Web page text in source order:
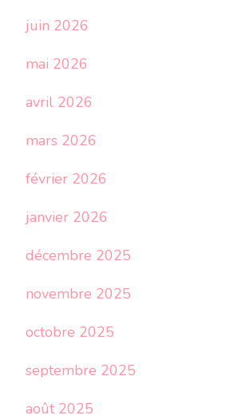
juin 2026
mai 2026
avril 2026
mars 2026
février 2026
janvier 2026
décembre 2025
novembre 2025
octobre 2025
septembre 2025
août 2025